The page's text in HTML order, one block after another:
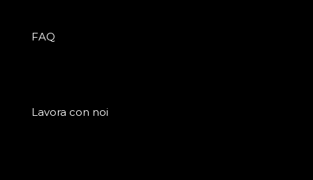
FAQ
Lavora con noi